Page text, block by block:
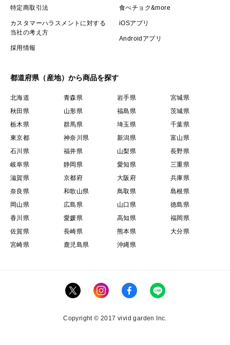
特定商取引法
カスタマーハラスメントに対する
当社の考え方
採用情報
食べチョク&more
iOSアプリ
Androidアプリ
都道府県（産地）から商品を探す
北海道 青森県 岩手県
宮城県
秋田県
山形県 福島県
茨城県
栃木県
群馬県 埼玉県
千葉県
東京都
神奈川県 新潟県
富山県
石川県
福井県 山梨県
長野県
岐阜県
静岡県 愛知県
三重県
滋賀県
京都府 大阪府
兵庫県
奈良県
和歌山県 鳥取県
島根県
岡山県
広島県 山口県
徳島県
香川県
愛媛県 高知県
福岡県
佐賀県
長崎県 熊本県
大分県
宮崎県
鹿児島県 沖縄県
Copyright © 2017 vivid garden Inc.